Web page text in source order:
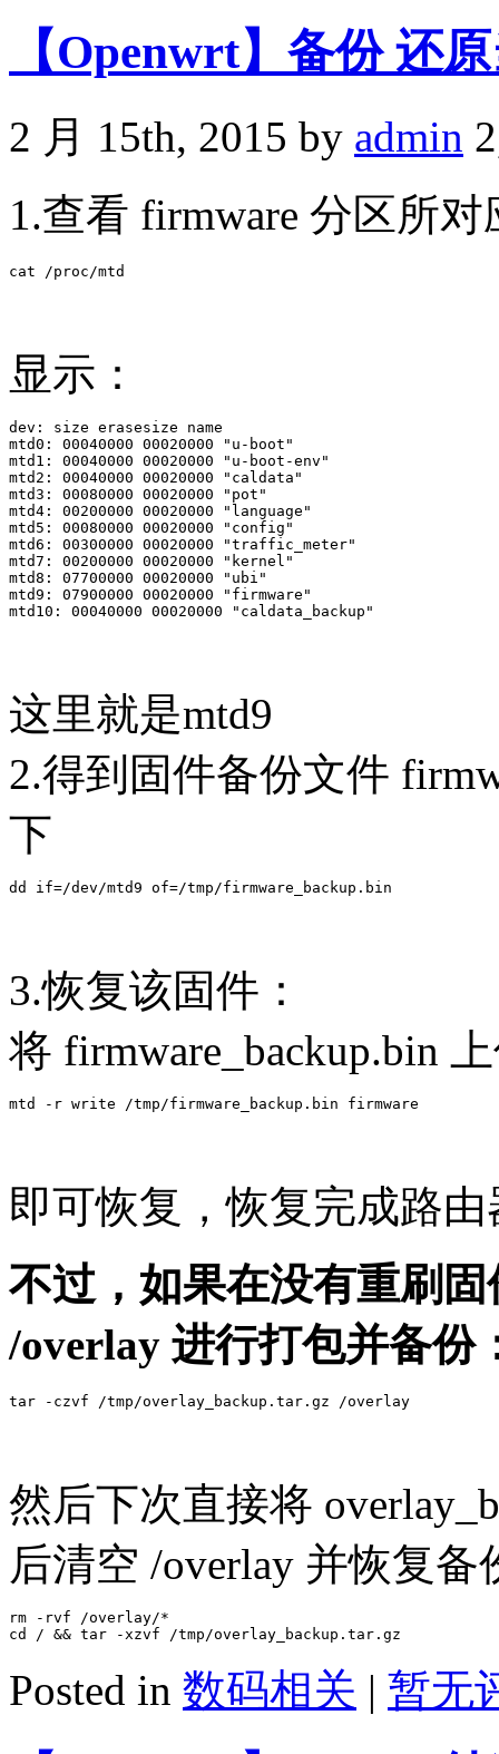
【Openwrt】备份 还
2 月 15th, 2015 by admin
1.查看 firmware 分区所
显示：
dev: size erasesize name
mtd0: 00040000 00020000 "u-boot"
mtd1: 00040000 00020000 "u-boot-env"
mtd2: 00040000 00020000 "caldata"
mtd3: 00080000 00020000 "pot"
mtd4: 00200000 00020000 "language"
mtd5: 00080000 00020000 "config"
mtd6: 00300000 00020000 "traffic_meter"
mtd7: 00200000 00020000 "kernel"
mtd8: 07700000 00020000 "ubi"
mtd9: 07900000 00020000 "firmware"
这里就是mtd9
2.得到固件备份文件
下
3.恢复该固件：
将 firmware_backup.bin
即可恢复，恢复完成路
不过，如果在没有重刷
/overlay 进行打包并备份
然后下次直接将
后清空 /overlay 并恢复备
rm -rvf /overlay/*
Posted in 数码相关 | 暂无